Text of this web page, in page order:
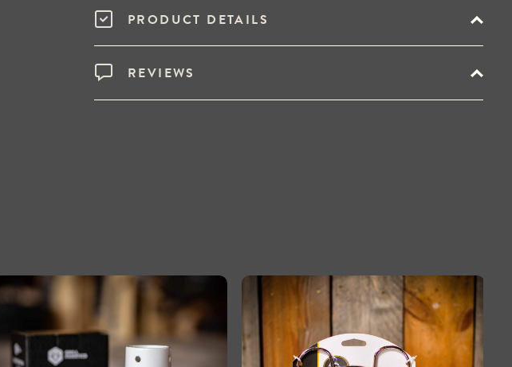
PRODUCT DETAILS
REVIEWS